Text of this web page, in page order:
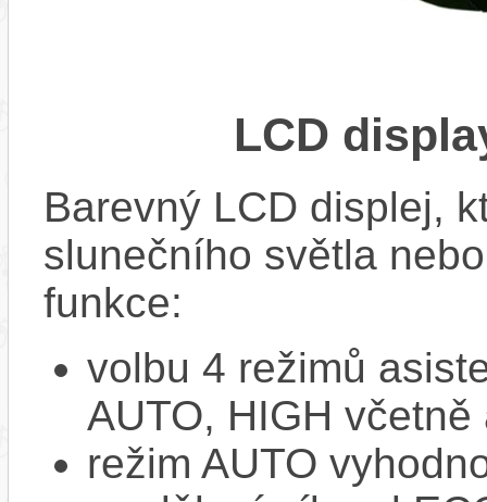
LCD
Barevný LCD displej,
slunečního světla
funkce:
volbu 4 režimů
AUTO, HIGH
režim AUTO